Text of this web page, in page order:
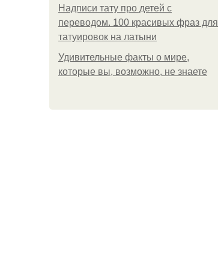
Надписи тату про детей с
переводом. 100 красивых фраз для
татуировок на латыни
Удивительные факты о мире,
которые вы, возможно, не знаете